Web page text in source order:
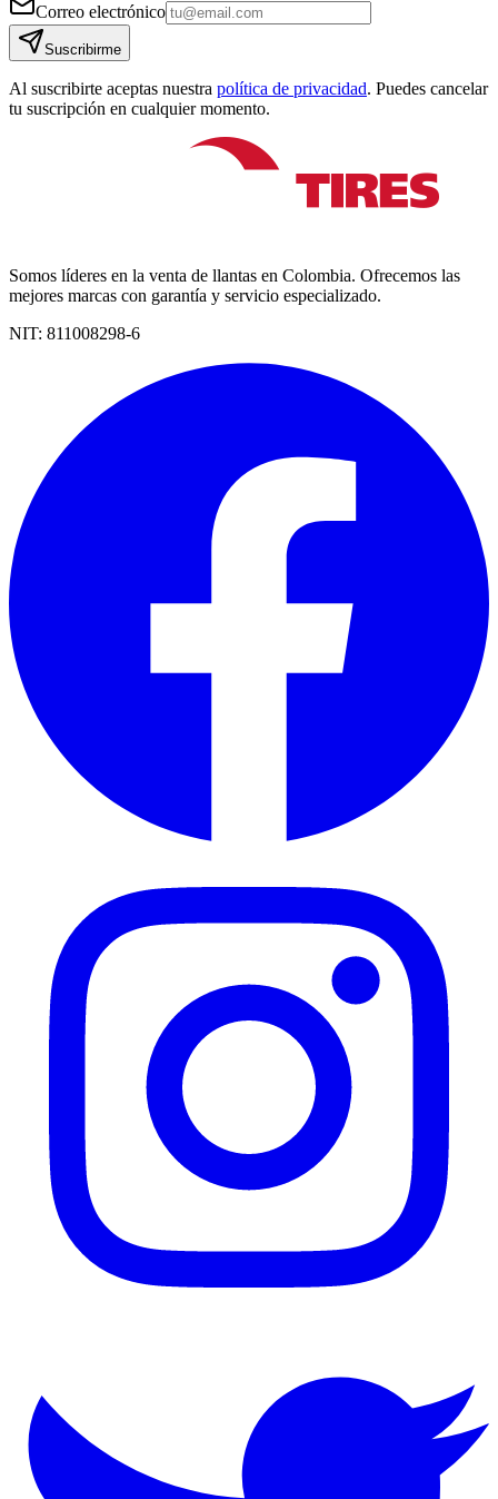
Correo electrónico
Suscribirme
Al suscribirte aceptas nuestra política de privacidad. Puedes cancelar
tu suscripción en cualquier momento.
Somos líderes en la venta de llantas en Colombia. Ofrecemos las
mejores marcas con garantía y servicio especializado.
NIT: 811008298-6